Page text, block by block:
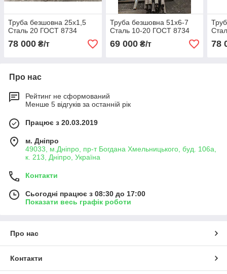
Труба безшовна 25х1,5
Сталь 20 ГОСТ 8734
78 000 ₴/т
Труба безшовна 51х6-7
Сталь 10-20 ГОСТ 8734
69 000₴/т 78
Про нас
Рейтинг не сформований
Менше 5 відгуків за останній рік
Працює з 20.03.2019
м. Дніпро
49033, м.Дніпро, пр-т Богдана Хмельницького, буд. 106а,
к. 213, Дніпро, Україна
Контакти
Сьогодні працює з 08:30 до 17:00
Показати весь графік роботи
Про нас
Контакти